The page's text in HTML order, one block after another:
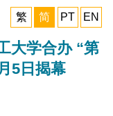
繁
简 PT EN
大学合办 “第
5日揭幕